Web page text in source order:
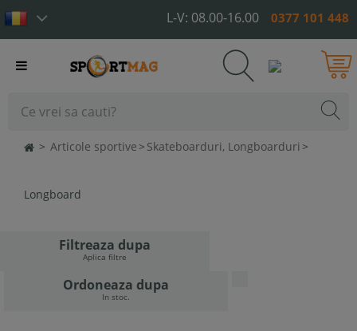
L-V: 08.00-16.00 0377 101 448
Toggle
> Articole sportive > Skateboarduri, Longboarduri >
Longboard
Filtreaza dupa
Aplica filtre
Ordoneaza dupa
In stoc.